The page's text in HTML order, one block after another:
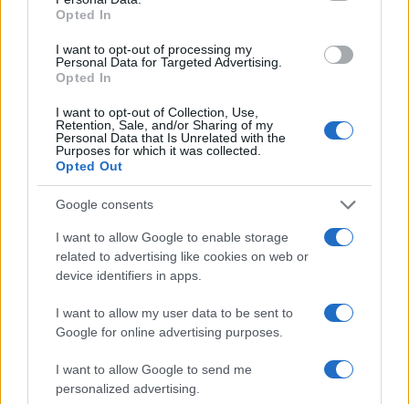
Opted In
I want to opt-out of processing my
Personal Data for Targeted Advertising.
Opted In
I want to opt-out of Collection, Use,
Retention, Sale, and/or Sharing of my
Personal Data that Is Unrelated with the
Purposes for which it was collected.
Opted Out
Google consents
I want to allow Google to enable storage
related to advertising like cookies on web or
device identifiers in apps.
I want to allow my user data to be sent to
Google for online advertising purposes.
I want to allow Google to send me
personalized advertising.
Sigue leyendo